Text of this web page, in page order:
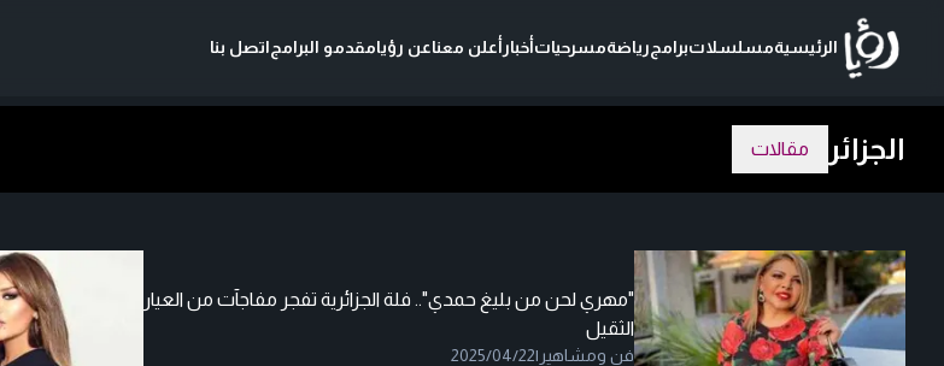
الرئيسيةمسلسلاتبرامجرياضةمسرحياتأخبارأعلن معناعن رؤيامقدمو البرامجاتصل بنا
الجزائر مقالات
"مهري لحن من بليغ حمدي".. فلة الجزائرية تفجر مفاجآت من العيار
الثقيل
فن ومشاهير |
2025/04/22